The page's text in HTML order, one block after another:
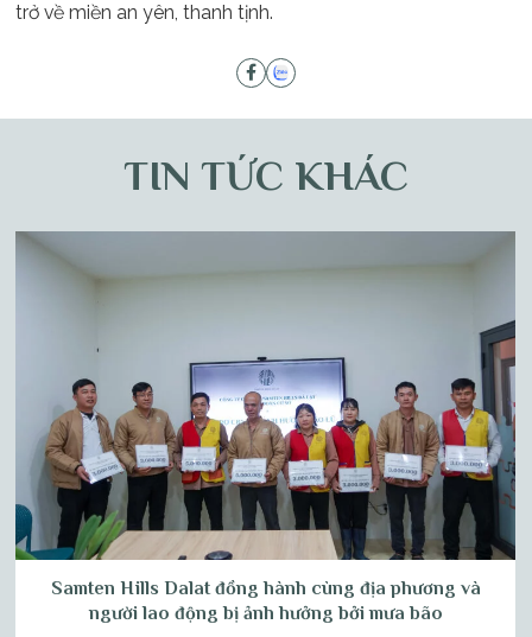
trở về miền an yên, thanh tịnh.
TIN TỨC KHÁC
Samten Hills Dalat đồng hành cùng địa phương và
người lao động bị ảnh hưởng bởi mưa bão